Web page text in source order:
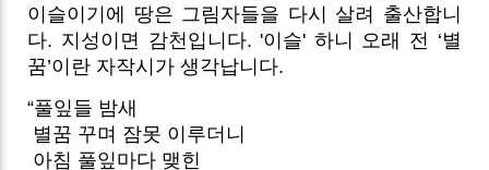
이슬이기에 땅은 그림자들을 다시 살려 출산합니
다. 지성이면 감천입니다. '이슬' 하니 오래 전 ‘별
꿈’이란 자작시가 생각납니다.
“풀잎들 밤새
별꿈 꾸며 잠못 이루더니
아침 풀잎마다 맺힌